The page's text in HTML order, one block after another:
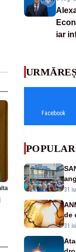
iar
Facebook
POPULAR
31
de
de
31